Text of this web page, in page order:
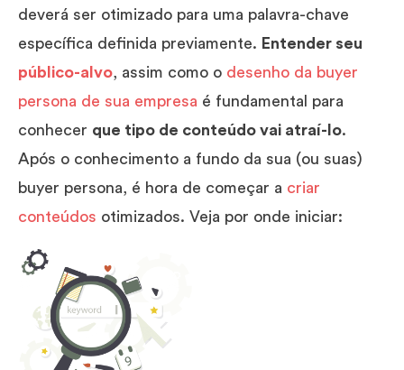
deverá ser otimizado para uma palavra-chave
específica definida previamente. Entender seu
público-alvo , assim como o desenho da buyer
persona de sua empresa é fundamental para
conhecer que tipo de conteúdo vai atraí-lo.
Após o conhecimento a fundo da sua (ou suas)
buyer persona, é hora de começar a criar
conteúdos otimizados. Veja por onde iniciar: